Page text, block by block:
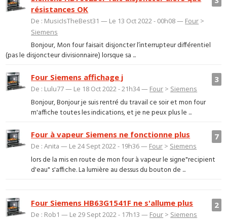
résistances OK
De : MusicIsTheBest31 — Le 13 Oct 2022 - 00h08 — Four >
Siemens
Bonjour, Mon four faisait disjoncter l’interrupteur différentiel
(pas le disjoncteur divisionnaire) lorsque sa ...
3
Four Siemens affichage j
De : Lulu77 — Le 18 Oct 2022 - 21h34 — Four > Siemens
Bonjour, Bonjour je suis rentré du travail ce soir et mon four
m'affiche toutes les indications, et je ne peux plus le ...
7
Four à vapeur Siemens ne fonctionne plus
De : Anita — Le 24 Sept 2022 - 19h36 — Four > Siemens
lors de la mis en route de mon four à vapeur le signe"recipient
d'eau" s'affiche. La lumière au dessus du bouton de ...
2
Four Siemens HB63G1541F ne s'allume plus
De : Rob1 — Le 29 Sept 2022 - 17h13 — Four > Siemens